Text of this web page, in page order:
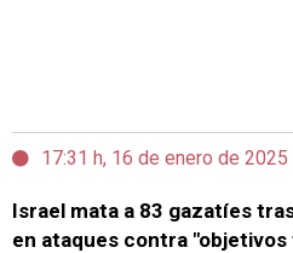
17:31 h, 16 de enero de 2025
Israel mata a 83 gazatíes
en ataques contra